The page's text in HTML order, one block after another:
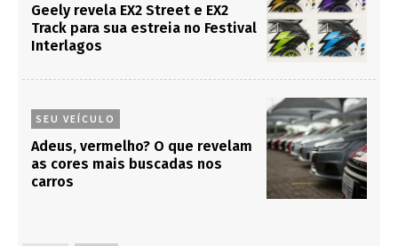
Geely revela EX2 Street e EX2
Track para sua estreia no Festival
Interlagos
SEU VEÍCULO
Adeus, vermelho? O que revelam
as cores mais buscadas nos
carros